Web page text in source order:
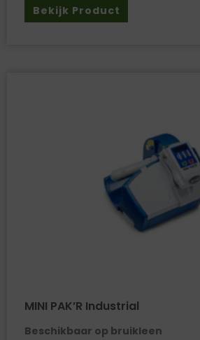
Bekijk Product
MINI PAK’R Industrial
Beschikbaar op bruikleen